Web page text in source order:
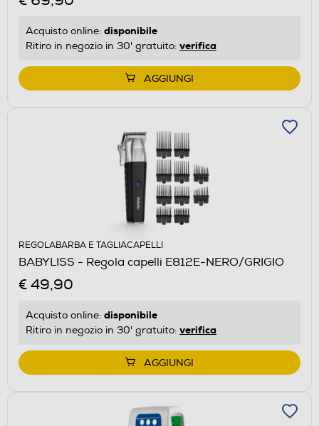
Acquisto online: disponibile
Ritiro in negozio in 30' gratuito: verifica
AGGIUNGI
REGOLABARBA E TAGLIACAPELLI
BABYLISS - Regola capelli E812E-NERO/GRIGIO
€ 49,90
Acquisto online: disponibile
Ritiro in negozio in 30' gratuito: verifica
AGGIUNGI